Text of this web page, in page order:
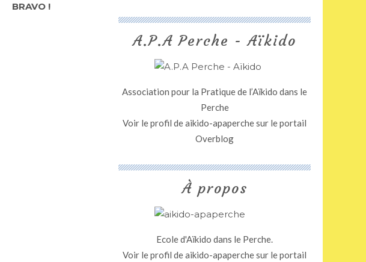
BRAVO !
A.P.A Perche - Aïkido
Association pour la Pratique de l’Aïkido dans le
Perche
Voir le profil deaikido-apaperchesur le portail
Overblog
À propos
Ecole d'Aïkido dans le Perche.
Voir le profil deaikido-apaperchesur le portail